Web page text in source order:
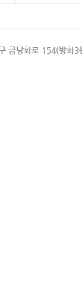
금낭화로 154(방화3